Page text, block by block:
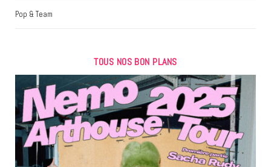
Pop & Team
TOUS NOS BON PLANS